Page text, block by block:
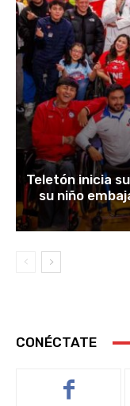
Teletón inicia
su niño
CONÉCTATE